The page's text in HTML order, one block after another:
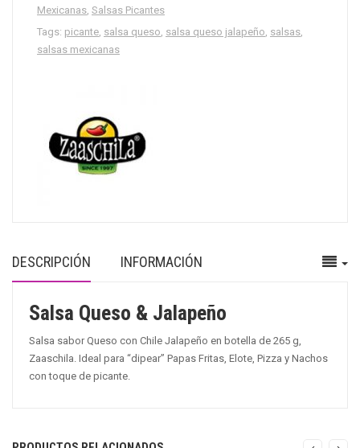
Mexicanas, Salsas Picantes
Tags: picante, salsa queso, salsa queso jalapeño, salsas,
salsas mexicanas
DESCRIPCIÓN INFORMACIÓN
Salsa Queso & Jalapeño
Salsa sabor Queso con Chile Jalapeño en botella de 265 g,
Zaaschila. Ideal para “dipear” Papas Fritas, Elote, Pizza y Nachos
con toque de picante.